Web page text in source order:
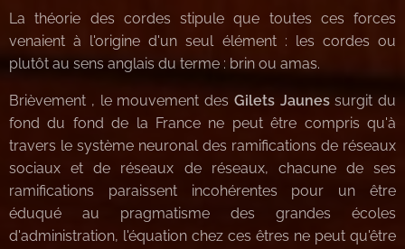
La théorie des cordes stipule que toutes ces forces
venaient à l'origine d'un seul élément : les cordes ou
plutôt au sens anglais du terme : brin ou amas.
Brièvement , le mouvement des Gilets Jaunessurgit du
fond du fond de la France ne peut être compris qu'à
travers le système neuronal des ramifications de réseaux
sociaux et de réseaux de réseaux, chacune de ses
ramifications paraissent incohérentes pour un être
éduqué au pragmatisme des grandes écoles
d'administration, l'équation chez ces êtres ne peut qu'être